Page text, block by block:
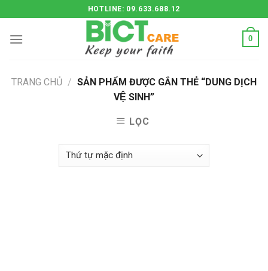
to
content
HOTLINE: 09.633.688.12
0
TRANG CHỦ / SẢN PHẨM ĐƯỢC GẮN THẺ “DUNG DỊCH
VỆ SINH”
LỌC